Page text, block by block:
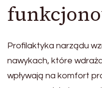
Profilaktyka narządu
nawykach, które
wpływają na komfort